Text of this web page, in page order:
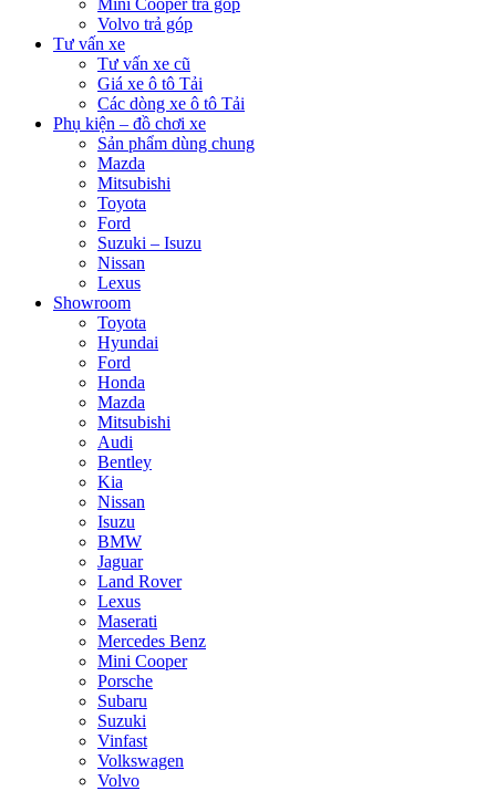
Mini Cooper trả góp
Volvo trả góp
Tư vấn xe
Tư vấn xe cũ
Giá xe ô tô Tải
Các dòng xe ô tô Tải
Phụ kiện – đồ chơi xe
Sản phẩm dùng chung
Mazda
Mitsubishi
Toyota
Ford
Suzuki – Isuzu
Nissan
Lexus
Showroom
Toyota
Hyundai
Ford
Honda
Mazda
Mitsubishi
Audi
Bentley
Kia
Nissan
Isuzu
BMW
Jaguar
Land Rover
Lexus
Maserati
Mercedes Benz
Mini Cooper
Porsche
Subaru
Suzuki
Vinfast
Volkswagen
Volvo